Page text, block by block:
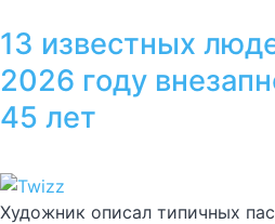
13 известных
2026 году
45 лет
Художник описал типичных